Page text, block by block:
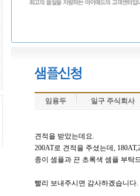
임용두 일구 주식회사
견적을 받았는데요.
200AT로 견적을 주셨는데,
종이 셈플과 끈 초록색 셈플 부탁
빨리 보내주시면 감사하겠습니다.